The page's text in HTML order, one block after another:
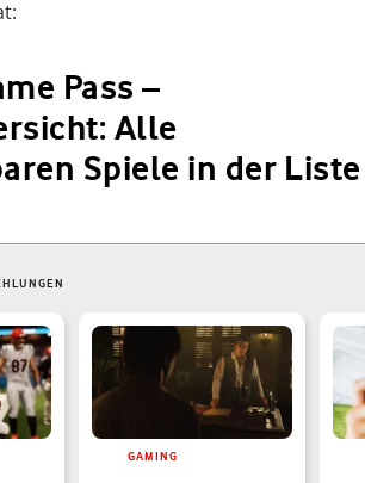
Pass –
Alle
Spiele in der Liste
GAMING